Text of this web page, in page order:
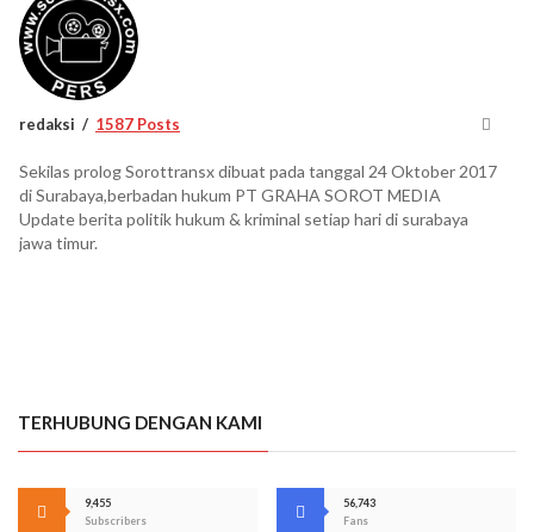
redaksi 1587 Posts
Sekilas prolog Sorottransx dibuat pada tanggal 24 Oktober 2017
di Surabaya,berbadan hukum PT GRAHA SOROT MEDIA
Update berita politik hukum & kriminal setiap hari di surabaya
jawa timur.
TERHUBUNG DENGAN KAMI
9,455
Subscribers
56,743
Fans